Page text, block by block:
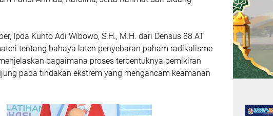
Ipda Kunto Adi Wibowo, S.H., M.H. dari Densus 88 AT
tentang bahaya laten penyebaran paham radikalisme
bagaimana proses terbentuknya pemikiran
pada tindakan ekstrem yang mengancam keamanan